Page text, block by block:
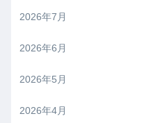
2026年7月
2026年6月
2026年5月
2026年4月